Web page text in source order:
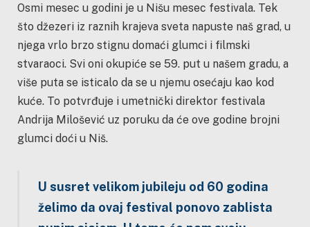
Osmi mesec u godini je u Nišu mesec festivala. Tek
što džezeri iz raznih krajeva sveta napuste naš grad, u
njega vrlo brzo stignu domaći glumci i filmski
stvaraoci. Svi oni okupiće se 59. put u našem gradu, a
više puta se isticalo da se u njemu osećaju kao kod
kuće. To potvrđuje i umetnički direktor festivala
Andrija Milošević uz poruku da će ove godine brojni
glumci doći u Niš.
U susret velikom jubileju od 60 godina
želimo da ovaj festival ponovo zablista